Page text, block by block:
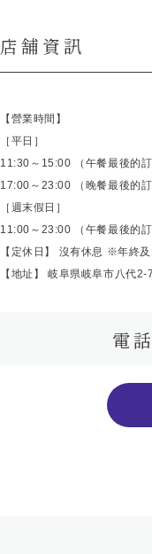
店舗資訊
【營業時間】
［平日］
11:30～15:00 （午餐最後的訂
17:00～23:00 （晚餐最後的訂
［週末假日］
11:00～23:00 （午餐最後的
【定休日】 沒有休息 ※年終
【地址】 岐阜県岐阜市八代
電